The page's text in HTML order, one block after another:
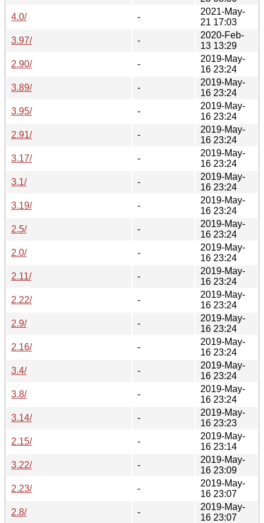
4.0/
-
2021-May-
21 17:03
3.97/
-
2020-Feb-
13 13:29
2.90/
-
2019-May-
16 23:24
3.89/
-
2019-May-
16 23:24
3.95/
-
2019-May-
16 23:24
2.91/
-
2019-May-
16 23:24
3.17/
-
2019-May-
16 23:24
3.1/
-
2019-May-
16 23:24
3.19/
-
2019-May-
16 23:24
2.5/
-
2019-May-
16 23:24
2.0/
-
2019-May-
16 23:24
2.11/
-
2019-May-
16 23:24
2.22/
-
2019-May-
16 23:24
2.9/
-
2019-May-
16 23:24
2.16/
-
2019-May-
16 23:24
3.4/
-
2019-May-
16 23:24
3.8/
-
2019-May-
16 23:24
3.14/
-
2019-May-
16 23:23
2.15/
-
2019-May-
16 23:14
3.22/
-
2019-May-
16 23:09
2.23/
-
2019-May-
16 23:07
2.8/
-
2019-May-
16 23:07